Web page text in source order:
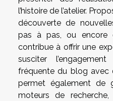
l’histoire de l’atelier.
découverte de
pas à pas, ou encore
contribue à offrir une
susciter l’engagement
fréquente du blog avec
permet également de
moteurs de